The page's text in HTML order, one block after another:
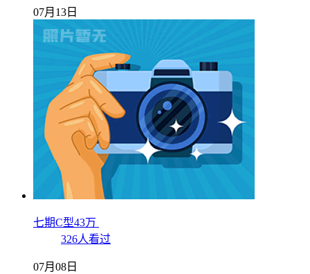
07月13日
七期C型43万
326人看过
07月08日